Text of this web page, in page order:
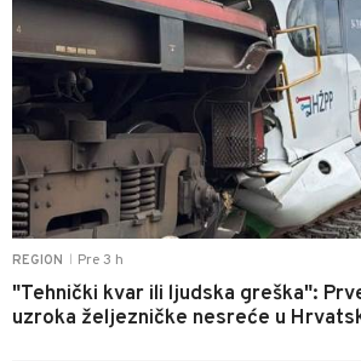
REGION Pre 3 h
"Tehnički kvar ili ljudska greška":
uzroka željezničke nesreće u